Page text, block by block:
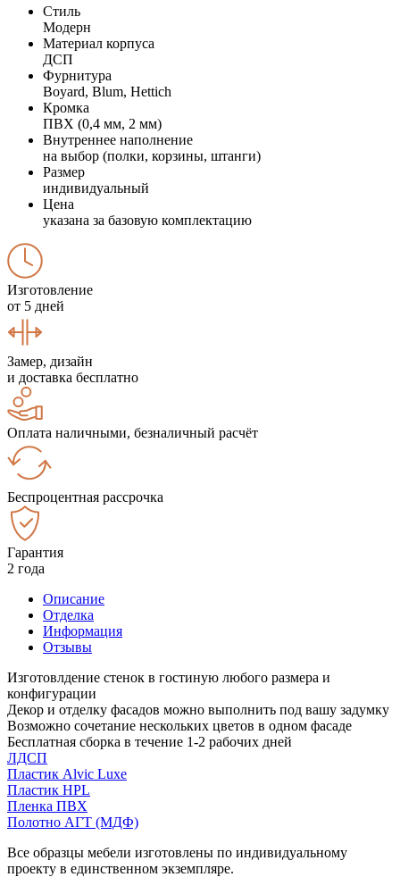
Стиль
Модерн
Материал корпуса
ДСП
Фурнитура
Boyard, Blum, Hettich
Кромка
ПВХ (0,4 мм, 2 мм)
Внутреннее наполнение
на выбор (полки, корзины, штанги)
Размер
индивидуальный
Цена
указана за базовую комплектацию
Изготовление
от 5 дней
Замер, дизайн
и доставка бесплатно
Оплата наличными, безналичный расчёт
Беспроцентная рассрочка
Гарантия
2 года
Описание
Отделка
Информация
Отзывы
Изготовлдение стенок в гостиную любого размера и
конфигурации
Декор и отделку фасадов можно выполнить под вашу задумку
Возможно сочетание нескольких цветов в одном фасаде
Бесплатная сборка в течение 1-2 рабочих дней
ЛДСП
Пластик Alvic Luxe
Пластик HPL
Пленка ПВХ
Полотно АГТ (МДФ)
Все образцы мебели изготовлены по индивидуальному
проекту в единственном экземпляре.